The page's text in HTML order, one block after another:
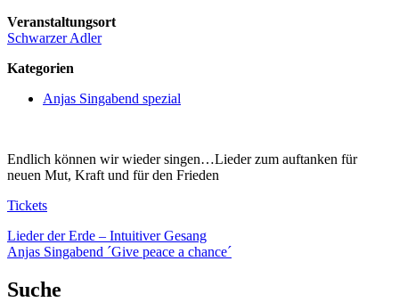
Veranstaltungsort
Schwarzer Adler
Kategorien
Anjas Singabend spezial
Endlich können wir wieder singen…Lieder zum auftanken für
neuen Mut, Kraft und für den Frieden
Tickets
Lieder der Erde – Intuitiver Gesang
Anjas Singabend ´Give peace a chance´
Suche